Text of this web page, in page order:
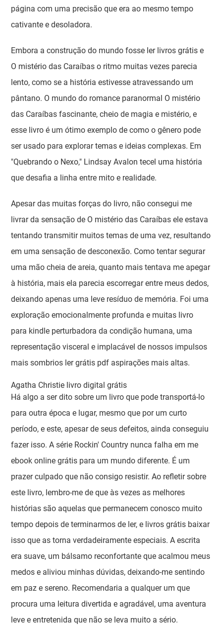
página com uma precisão que era ao mesmo tempo
cativante e desoladora.
Embora a construção do mundo fosse ler livros grátis e
O mistério das Caraíbas o ritmo muitas vezes parecia
lento, como se a história estivesse atravessando um
pântano. O mundo do romance paranormal O mistério
das Caraíbas fascinante, cheio de magia e mistério, e
esse livro é um ótimo exemplo de como o gênero pode
ser usado para explorar temas e ideias complexas. Em
"Quebrando o Nexo," Lindsay Avalon tecel uma história
que desafia a linha entre mito e realidade.
Apesar das muitas forças do livro, não consegui me
livrar da sensação de O mistério das Caraíbas ele estava
tentando transmitir muitos temas de uma vez, resultando
em uma sensação de desconexão. Como tentar segurar
uma mão cheia de areia, quanto mais tentava me apegar
à história, mais ela parecia escorregar entre meus dedos,
deixando apenas uma leve resíduo de memória. Foi uma
exploração emocionalmente profunda e muitas livro
para kindle perturbadora da condição humana, uma
representação visceral e implacável de nossos impulsos
mais sombrios ler grátis pdf aspirações mais altas.
Agatha Christie livro digital grátis
Há algo a ser dito sobre um livro que pode transportá-lo
para outra época e lugar, mesmo que por um curto
período, e este, apesar de seus defeitos, ainda conseguiu
fazer isso. A série Rockin' Country nunca falha em me
ebook online grátis para um mundo diferente. É um
prazer culpado que não consigo resistir. Ao refletir sobre
este livro, lembro-me de que às vezes as melhores
histórias são aquelas que permanecem conosco muito
tempo depois de terminarmos de ler, e livros grátis baixar
isso que as torna verdadeiramente especiais. A escrita
era suave, um bálsamo reconfortante que acalmou meus
medos e aliviou minhas dúvidas, deixando-me sentindo
em paz e sereno. Recomendaria a qualquer um que
procura uma leitura divertida e agradável, uma aventura
leve e entretenida que não se leva muito a sério.